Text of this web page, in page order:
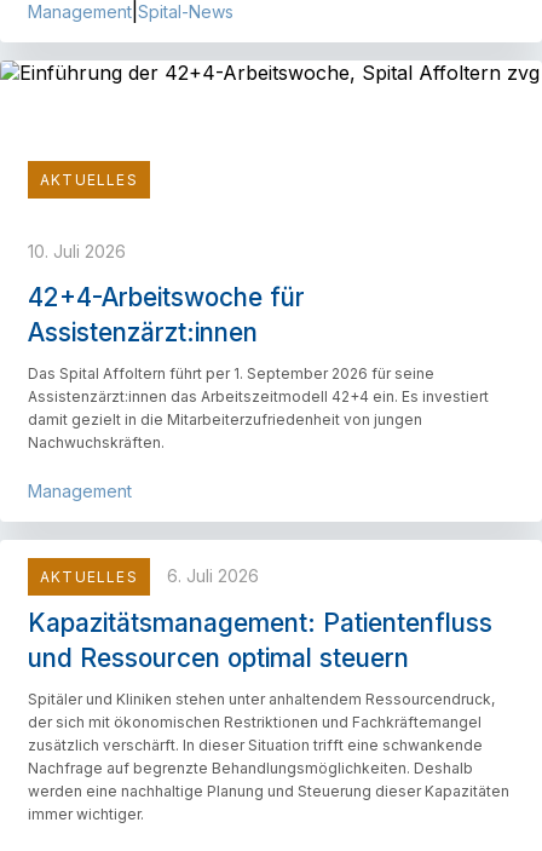
Management Spital-News
AKTUELLES
10. Juli 2026
42+4-Arbeitswoche für
Assistenzärzt:innen
Das Spital Affoltern führt per 1. September 2026 für seine
Assistenzärzt:innen das Arbeitszeitmodell 42+4 ein. Es investiert
damit gezielt in die Mitarbeiterzufriedenheit von jungen
Nachwuchskräften.
Management
AKTUELLES 6. Juli 2026
Kapazitätsmanagement: Patientenfluss
und Ressourcen optimal steuern
Spitäler und Kliniken stehen unter anhaltendem Ressourcendruck,
der sich mit ökonomischen Restriktionen und Fachkräftemangel
zusätzlich verschärft. In dieser Situation trifft eine schwankende
Nachfrage auf begrenzte Behandlungsmöglichkeiten. Deshalb
werden eine nachhaltige Planung und Steuerung dieser Kapazitäten
immer wichtiger.